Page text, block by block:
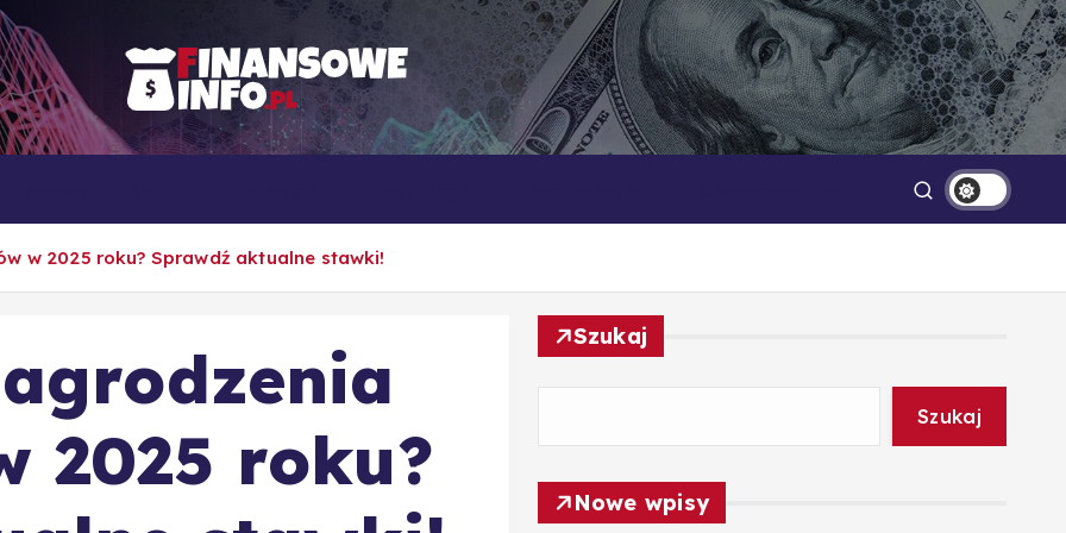
To i owo o rachunkowości, pracy, biznesie i ekonomii
w 2025 roku? Sprawdź aktualne stawki!
2025 roku?
Szukaj
Szukaj
Nowe wpisy